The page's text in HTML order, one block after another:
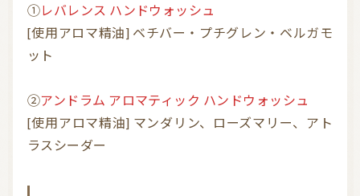
①レバレンス ハンドウォッシュ
[使用アロマ精油] ベチバー・プチグレン・ベルガモ
ット
②アンドラム アロマティック ハンドウォッシュ
[使用アロマ精油] マンダリン、ローズマリー、アト
ラスシーダー